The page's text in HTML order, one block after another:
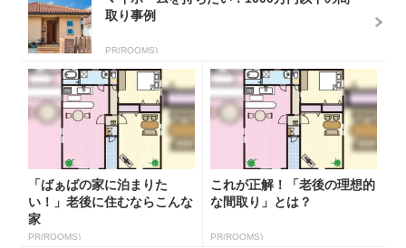
取り事例
PR(ROOMS)
「ばぁばの家に泊まりた
い！」老後に住むならこんな
家
PR(ROOMS)
これが正解！「老後の理想的
な間取り」とは？
PR(ROOMS)